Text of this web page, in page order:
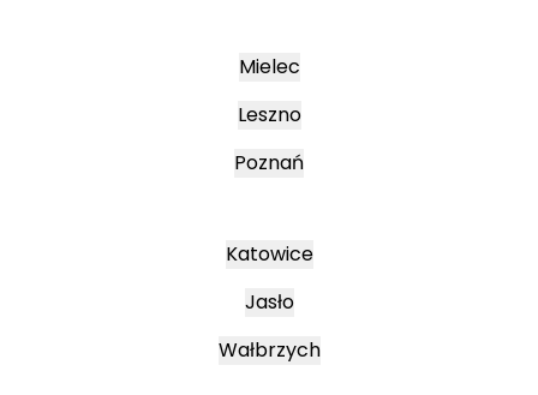
Mielec
Leszno
Poznań
Katowice
Jasło
Wałbrzych